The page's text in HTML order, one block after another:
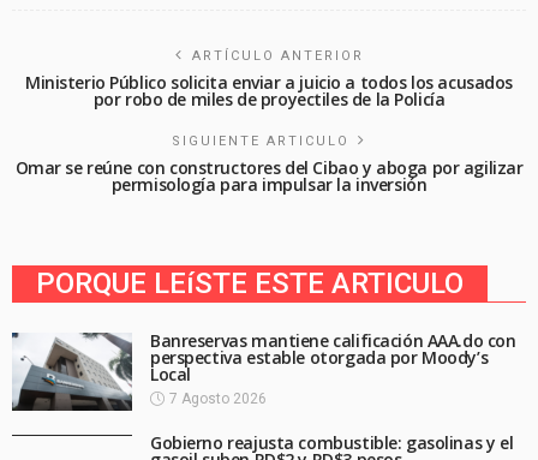
ARTÍCULO ANTERIOR
Ministerio Público solicita enviar a juicio a todos los acusados
por robo de miles de proyectiles de la Policía
SIGUIENTE ARTICULO
Omar se reúne con constructores del Cibao y aboga por agilizar
permisología para impulsar la inversión
PORQUE LEíSTE ESTE ARTICULO
Banreservas mantiene calificación AAA.do con
perspectiva estable otorgada por Moody’s
Local
7 Agosto 2026
Gobierno reajusta combustible: gasolinas y el